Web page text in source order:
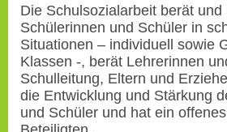
Die Schulsozialarbeit berät und
Schülerinnen und Schüler in
Situationen – individuell sowie
Klassen -, berät Lehrerinnen
Schulleitung, Eltern und
die Entwicklung und Stärkung
und Schüler und hat ein